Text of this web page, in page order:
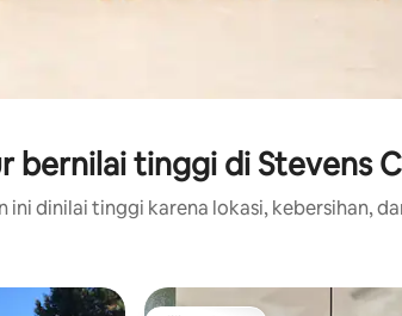
bernilai tinggi di Stevens
ini dinilai tinggi karena lokasi, kebersihan,